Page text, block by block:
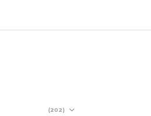
(202)